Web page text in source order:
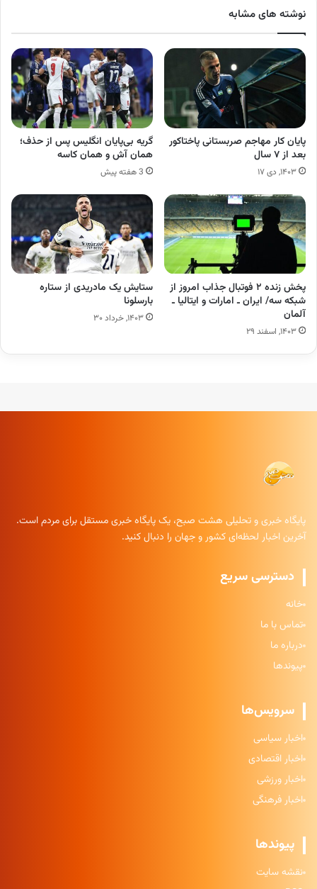
نوشته های مشابه
پایان کار مهاجم صربستانی پاختاکور
بعد از ۷ سال
۱۴۰۳, دی ۱۷
گریه بی‌پایان انگلیس پس از حذف؛
همان آش و همان کاسه
3 هفته پیش
پخش زنده ۲ فوتبال جذاب امروز از
شبکه سه/ ایران ـ امارات و ایتالیا ـ
آلمان
۱۴۰۳, اسفند ۲۹
ستایش یک مادریدی از ستاره
بارسلونا
۱۴۰۳, خرداد ۳۰
پایگاه خبری و تحلیلی هشت صبح، یک پایگاه خبری مستقل برای مردم است.
آخرین اخبار لحظه‌ای کشور و جهان را دنبال کنید.
دسترسی سریع
خانه
تماس با ما
درباره ما
پیوندها
سرویس‌ها
اخبار سیاسی
اخبار اقتصادی
اخبار ورزشی
اخبار فرهنگی
پیوندها
نقشه سایت